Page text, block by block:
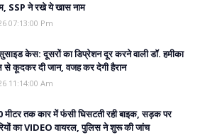
SSP ने रखे ये खास नाम
07:13:00 Pm
सुसाइड केस: दूसरों का डिप्रेशन दूर करने वाली डॉ. हमीका
से कूदकर दी जान, वजह कर देगी हैरान
11:14:00 Am
मीटर तक कार में फंसी घिसटती रही बाइक, सड़क पर
का VIDEO वायरल, पुलिस ने शुरू की जांच